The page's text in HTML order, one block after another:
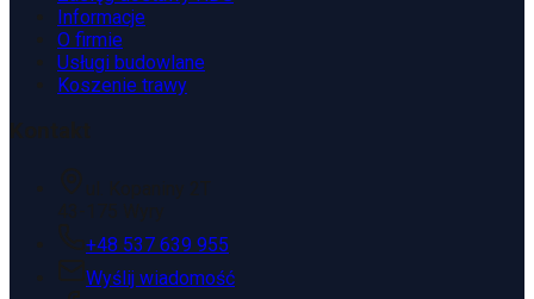
Informacje
O firmie
Usługi budowlane
Koszenie trawy
+48 537 639 955
Wyślij wiadomość